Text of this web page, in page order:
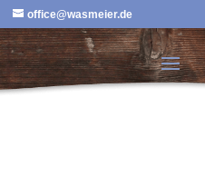
office@wasmeier.de